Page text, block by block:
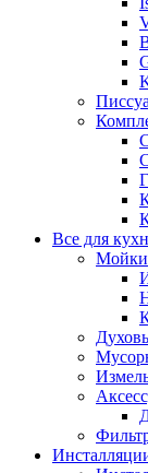
Все для
Мойки